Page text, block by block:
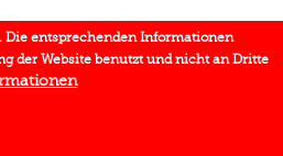
Die entsprechenden Informationen
der Website benutzt und nicht an Dritte